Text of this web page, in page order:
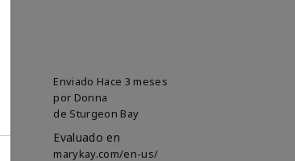
Enviado Hace 3 meses
por Donna
de Sturgeon Bay
Evaluado en
marykay.com/en-us/